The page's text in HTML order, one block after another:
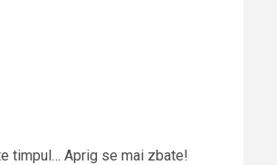
timpul… Aprig se mai zbate!